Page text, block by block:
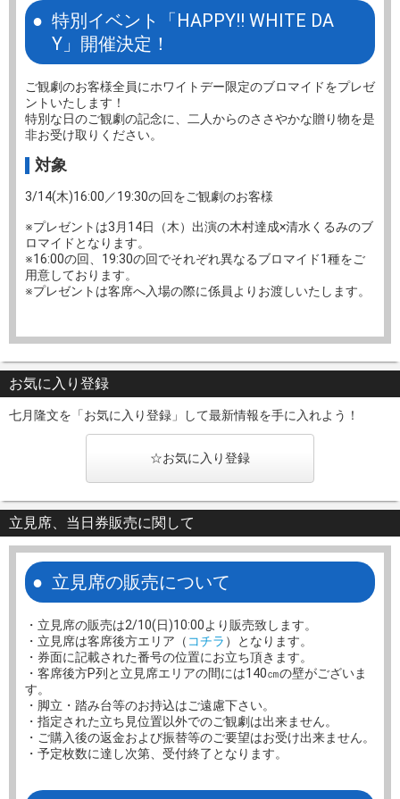
特別イベント「HAPPY!! WHITE DA
Y」開催決定！
ご観劇のお客様全員にホワイトデー限定のブロマイドをプレゼ
ントいたします！
特別な日のご観劇の記念に、二人からのささやかな贈り物を是
非お受け取りください。
対象
3/14(木)16:00／19:30の回をご観劇のお客様
※プレゼントは3月14日（木）出演の木村達成×清水くるみのブ
ロマイドとなります。
※16:00の回、19:30の回でそれぞれ異なるブロマイド1種をご
用意しております。
※プレゼントは客席へ入場の際に係員よりお渡しいたします。
お気に入り登録
七月隆文を「お気に入り登録」して最新情報を手に入れよう！
☆お気に入り登録
立見席、当日券販売に関して
立見席の販売について
・立見席の販売は2/10(日)10:00より販売致します。
・立見席は客席後方エリア（ コチラ ）となります。
・券面に記載された番号の位置にお立ち頂きます。
・客席後方P列と立見席エリアの間には140㎝の壁がございま
す。
・脚立・踏み台等のお持込はご遠慮下さい。
・指定された立ち見位置以外でのご観劇は出来ません。
・ご購入後の返金および振替等のご要望はお受け出来ません。
・予定枚数に達し次第、受付終了となります。